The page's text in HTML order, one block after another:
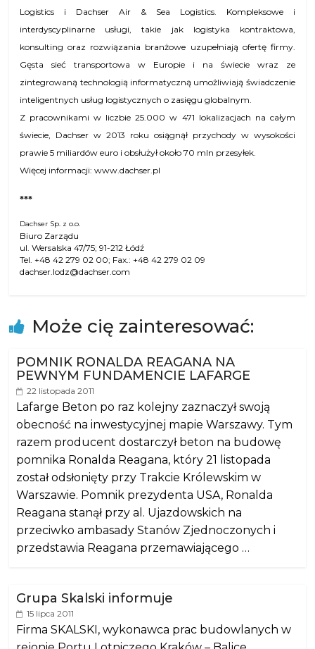
Logistics i Dachser Air & Sea Logistics. Kompleksowe i
interdyscyplinarne usługi, takie jak logistyka kontraktowa,
konsulting oraz rozwiązania branżowe uzupełniają ofertę firmy.
Gęsta sieć transportowa w Europie i na świecie wraz ze
zintegrowaną technologią informatyczną umożliwiają świadczenie
inteligentnych usług logistycznych o zasięgu globalnym.
Z pracownikami w liczbie 25.000 w 471 lokalizacjach na całym
świecie, Dachser w 2013 roku osiągnął przychody w wysokości
prawie 5 miliardów euro i obsłużył około 70 mln przesyłek.
Więcej informacji: www.dachser.pl
***
Dachser Sp. z o.o.
Biuro Zarządu
ul. Wersalska 47/75; 91-212 Łódź
Tel. +48 42 279 02 00; Fax.: +48 42 279 02 09
dachser.lodz@dachser.com
Może cię zainteresować:
POMNIK RONALDA REAGANA NA
PEWNYM FUNDAMENCIE LAFARGE
22 listopada 2011
Lafarge Beton po raz kolejny zaznaczył swoją
obecność na inwestycyjnej mapie Warszawy. Tym
razem producent dostarczył beton na budowę
pomnika Ronalda Reagana, który 21 listopada
został odsłonięty przy Trakcie Królewskim w
Warszawie. Pomnik prezydenta USA, Ronalda
Reagana stanął przy al. Ujazdowskich na
przeciwko ambasady Stanów Zjednoczonych i
przedstawia Reagana przemawiającego …
Grupa Skalski informuje
15 lipca 2011
Firma SKALSKI, wykonawca prac budowlanych w